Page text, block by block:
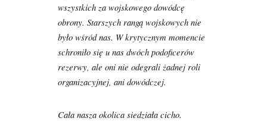
wszystkich za wojskowego dowódcę
obrony. Starszych rangą wojskowych nie
było wśród nas. W krytycznym momencie
schroniło się u nas dwóch podoficerów
rezerwy, ale oni nie odegrali żadnej roli
organizacyjnej, ani dowódczej.
Cała nasza okolica siedziała cicho.